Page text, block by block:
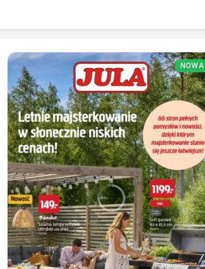
NOWA